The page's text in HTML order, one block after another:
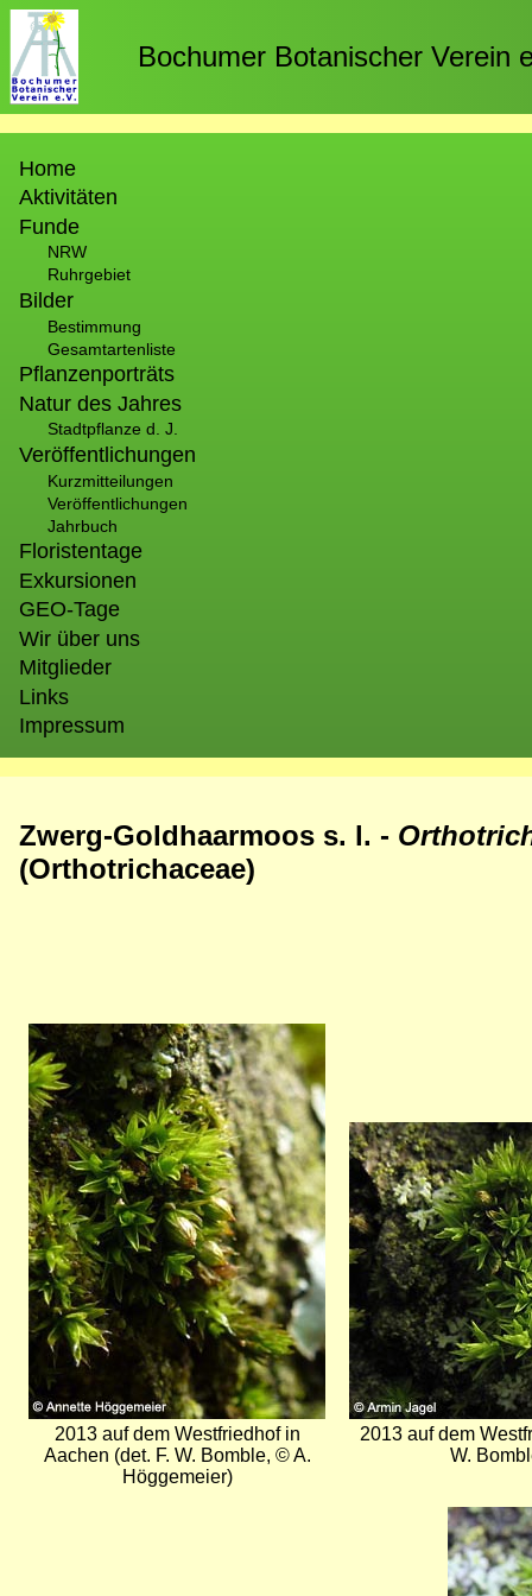
Direkt
zum
Inhalt
Bochumer Botanischer Verein
Home
Aktivitäten
Funde
NRW
Ruhrgebiet
Bilder
Bestimmung
Gesamtartenliste
Pflanzenporträts
Natur des Jahres
Stadtpflanze d. J.
Veröffentlichungen
Kurzmitteilungen
Veröffentlichungen
Jahrbuch
Floristentage
Exkursionen
GEO-Tage
Wir über uns
Mitglieder
Links
Impressum
Zwerg-Goldhaarmoos s. l. -
(Orthotrichaceae)
Bild
2013 auf dem Westfriedhof in
Aachen (det. F. W. Bomble, © A.
Höggemeier)
Bild
2013 auf dem
W.
Bild